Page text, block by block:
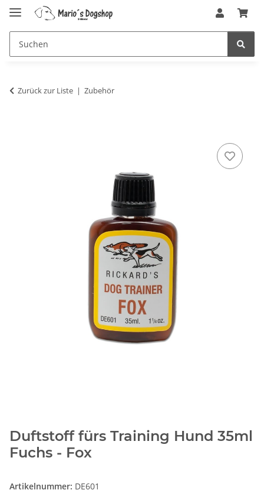
Zurück zur Liste Zubehör
Duftstoff fürs Training Hund 35ml
Fuchs - Fox
Artikelnummer: DE601